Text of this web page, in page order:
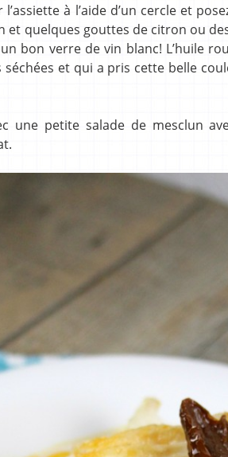
à l’aide d’un cercle et
quelques gouttes de citron ou
bon verre de vin blanc! L’huile
et qui a pris cette belle
une petite salade de mesclun